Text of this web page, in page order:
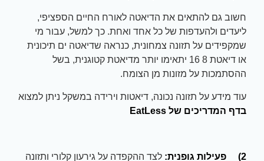
חשוב גם להתאים את הדיאטה לאורח החיים הספציפי,
ליעדים ולהעדפות של כל אחד ואחת. כך למשל, עבור מי
שמקפידים על תזונה צמחונית, כנראה שדיאטה ים תיכונית
או דיאטת 8 16 יתאימו יותר מדיאטת קטוגנית, בשל
ההסתמכות על מזונות מן הצומח.
עוד מידע על תזונה נכונה, דיאטות וירידה במשקל ניתן למצוא
בדף המדריכים שלEatLess
2) פעילות גופנית:לצד ההקפדה על גירעון קלורי ותזונה